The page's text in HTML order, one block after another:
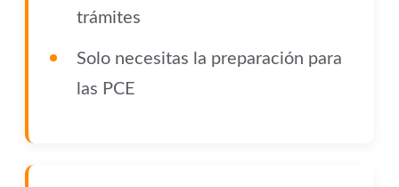
trámites
Solo necesitas la preparación para
las PCE